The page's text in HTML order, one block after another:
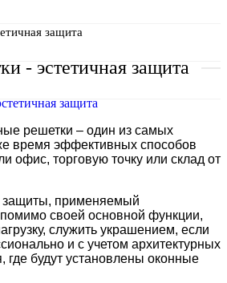
защита
- эстетичная защита
решетки – один из самых
время эффективных способов
офис, торговую точку или склад от
защиты, применяемый
своей основной функции,
служить украшением, если
и с учетом архитектурных
где будут установлены оконные